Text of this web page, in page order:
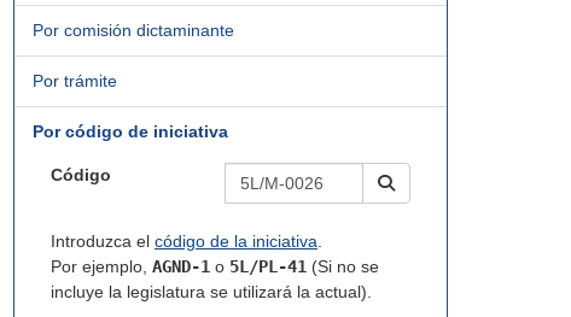
Por comisión dictaminante
Por trámite
Por código de iniciativa
Código
Introduzca el código de la iniciativa.
Por ejemplo, AGND-1 o 5L/PL-41 (Si no se
incluye la legislatura se utilizará la actual).